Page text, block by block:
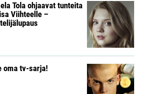
Tola ohjaavat tunteita
Viihteelle –
oma tv-sarja!